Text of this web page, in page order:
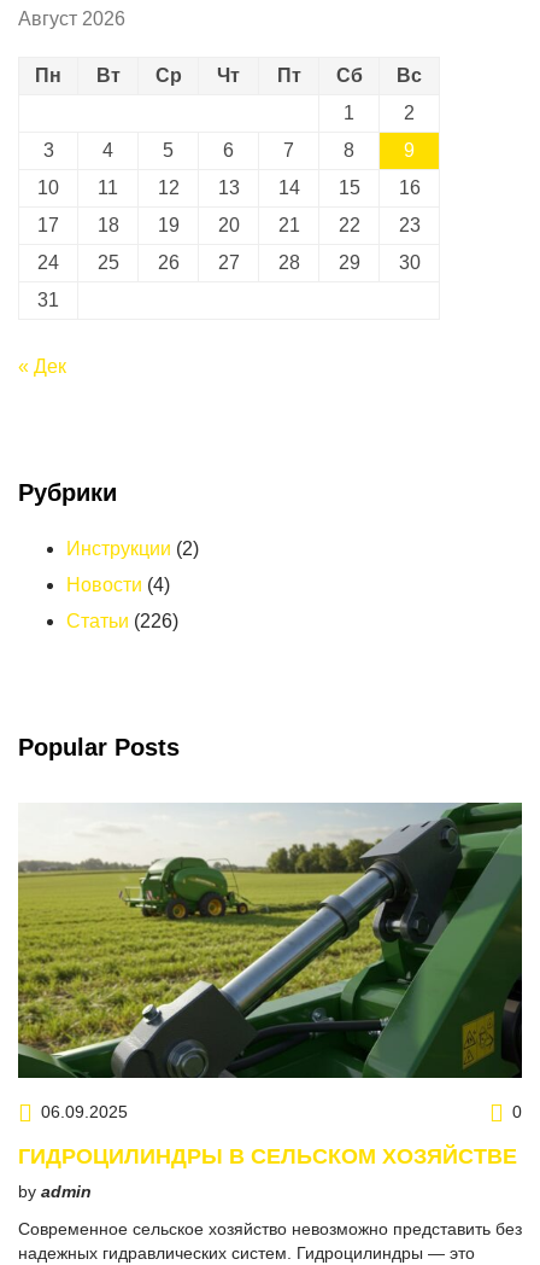
Август 2026
Пн Вт Ср Чт Пт Сб
Вс
1
2
3
4 5 6 7 8
9
10
11 12 13 14 15
16
17
18 19 20 21 22
23
24
25 26 27 28 29
30
31
« Дек
Рубрики
Инструкции (2)
Новости (4)
Статьи (226)
Popular Posts
06.09.2025 0
ГИДРОЦИЛИНДРЫ В СЕЛЬСКОМ ХОЗЯЙСТВЕ
by admin
Современное сельское хозяйство невозможно представить без
надежных гидравлических систем. Гидроцилиндры — это